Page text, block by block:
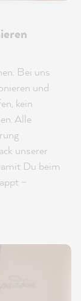
Bei uns
und
kein
Alle
unserer
Du beim
–